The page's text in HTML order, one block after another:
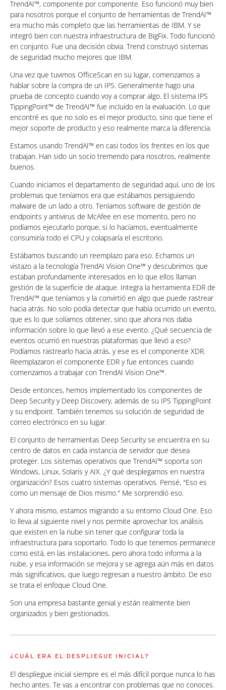
TrendAI™, componente por componente. Eso funcionó muy bien
para nosotros porque el conjunto de herramientas de TrendAI™
era mucho más completo que las herramientas de IBM. Y se
integró bien con nuestra infraestructura de BigFix. Todo funcionó
en conjunto. Fue una decisión obvia. Trend construyó sistemas
de seguridad mucho mejores que IBM.
Una vez que tuvimos OfficeScan en su lugar, comenzamos a
hablar sobre la compra de un IPS. Generalmente hago una
prueba de concepto cuando voy a comprar algo. El sistema IPS
TippingPoint™ de TrendAI™ fue incluido en la evaluación. Lo que
encontré es que no solo es el mejor producto, sino que tiene el
mejor soporte de producto y eso realmente marca la diferencia.
Estamos usando TrendAI™ en casi todos los frentes en los que
trabajan. Han sido un socio tremendo para nosotros, realmente
buenos.
Cuando iniciamos el departamento de seguridad aquí, uno de los
problemas que teníamos era que estábamos persiguiendo
malware de un lado a otro. Teníamos software de gestión de
endpoints y antivirus de McAfee en ese momento, pero no
podíamos ejecutarlo porque, si lo hacíamos, eventualmente
consumiría todo el CPU y colapsaría el escritorio.
Estábamos buscando un reemplazo para eso. Echamos un
vistazo a la tecnología TrendAI Vision One™ y descubrimos que
estaban profundamente interesados en lo que ellos llaman
gestión de la superficie de ataque. Integra la herramienta EDR de
TrendAI™ que teníamos y la convirtió en algo que puede rastrear
hacia atrás. No solo podía detectar que había ocurrido un evento,
que es lo que solíamos obtener, sino que ahora nos daba
información sobre lo que llevó a ese evento. ¿Qué secuencia de
eventos ocurrió en nuestras plataformas que llevó a eso?
Podíamos rastrearlo hacia atrás, y ese es el componente XDR.
Reemplazaron el componente EDR y fue entonces cuando
comenzamos a trabajar con TrendAI Vision One™.
Desde entonces, hemos implementado los componentes de
Deep Security y Deep Discovery, además de su IPS TippingPoint
y su endpoint. También tenemos su solución de seguridad de
correo electrónico en su lugar.
El conjunto de herramientas Deep Security se encuentra en su
centro de datos en cada instancia de servidor que desea
proteger. Los sistemas operativos que TrendAI™ soporta son
Windows, Linux, Solaris y AIX. ¿Y qué desplegamos en nuestra
organización? Esos cuatro sistemas operativos. Pensé, "Eso es
como un mensaje de Dios mismo." Me sorprendió eso.
Y ahora mismo, estamos migrando a su entorno Cloud One. Eso
lo lleva al siguiente nivel y nos permite aprovechar los análisis
que existen en la nube sin tener que configurar toda la
infraestructura para soportarlo. Todo lo que tenemos permanece
como está, en las instalaciones, pero ahora todo informa a la
nube, y esa información se mejora y se agrega aún más en datos
más significativos, que luego regresan a nuestro ámbito. De eso
se trata el enfoque Cloud One.
Son una empresa bastante genial y están realmente bien
organizados y bien gestionados.
¿CUÁL ERA EL DESPLIEGUE INICIAL?
El despliegue inicial siempre es el más difícil porque nunca lo has
hecho antes. Te vas a encontrar con problemas que no conoces.